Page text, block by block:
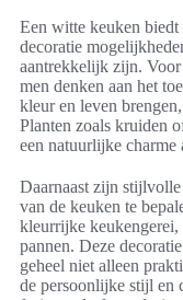
Een witte keuken biedt
decoratie
aantrekkelijk zijn.
men denken aan het
kleur en leven
Planten zoals kruiden
een natuurlijke charme
Daarnaast zijn
van de keuken te
kleurrijke
pannen. Deze
geheel niet alleen
de persoonlijke stijl en